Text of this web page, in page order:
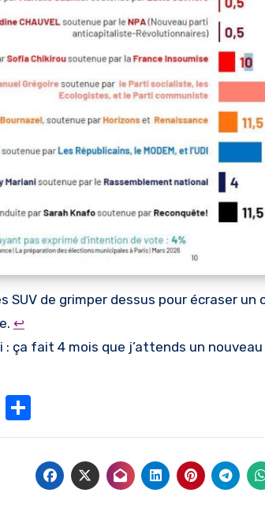
SUV de grimper dessus pour écraser un
↩︎
: ça fait 4 mois que j’attends un
Threads